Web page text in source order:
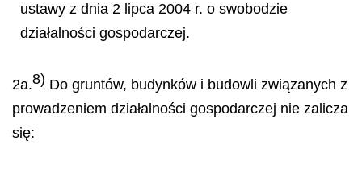
ustawy z dnia 2 lipca 2004 r. o swobodzie
działalności gospodarczej.
2a.8) Do gruntów, budynków i budowli związanych z
prowadzeniem działalności gospodarczej nie zalicza
się: